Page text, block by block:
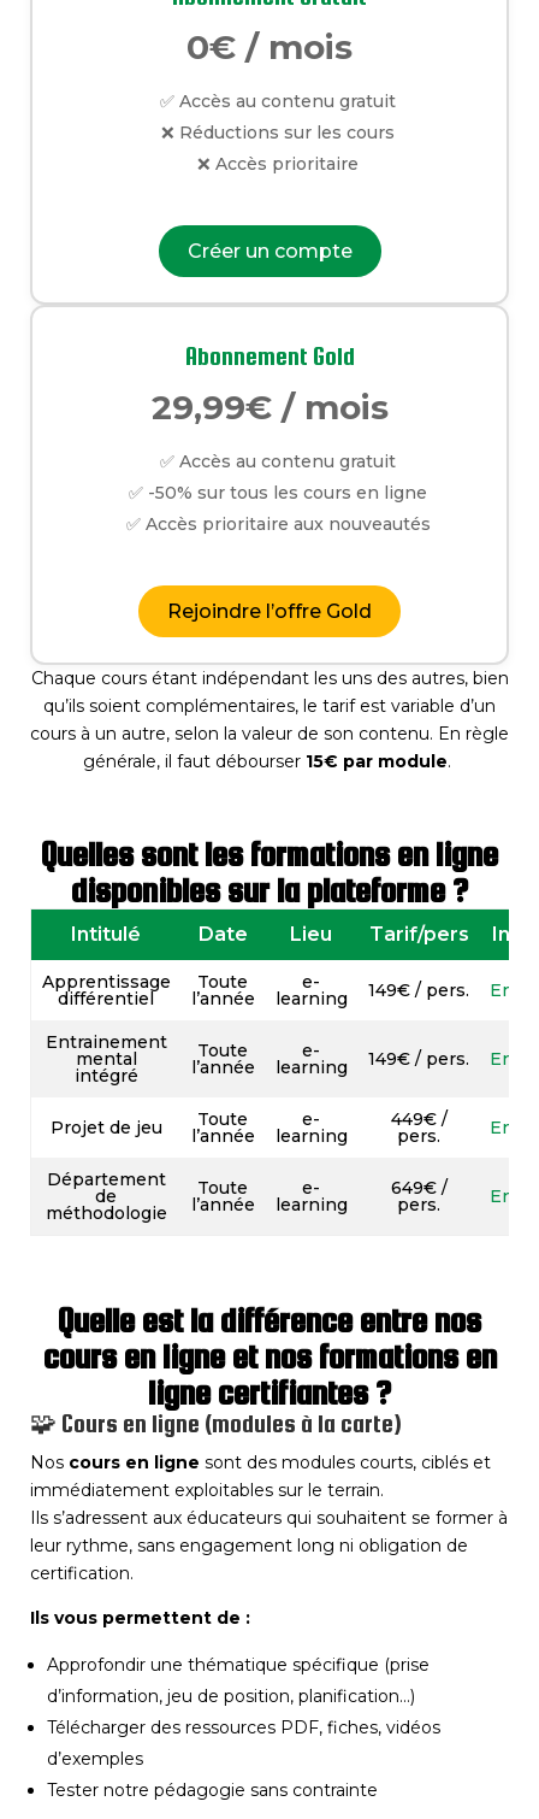
0€ / mois
✅ Accès au contenu gratuit
❌ Réductions sur les cours
❌ Accès prioritaire
Créer un compte
Abonnement Gold
29,99€ / mois
✅ Accès au contenu gratuit
✅ -50% sur tous les cours en ligne
✅ Accès prioritaire aux nouveautés
Rejoindre l’offre Gold
Chaque cours étant indépendant les uns des autres, bien
qu’ils soient complémentaires, le tarif est variable d’un
cours à un autre, selon la valeur de son contenu. En règle
générale, il faut débourser 15€ par module.
Quelles sont les formations en ligne
disponibles sur la plateforme ?
Intitulé Date Lieu Tarif/pers
Apprentissage
différentiel
Toute
l’année
e-
learning 149€ / pers. En
Entrainement
mental
intégré
Toute
l’année
e-
learning 149€ / pers. En
Projet de jeu Toute
l’année
e-
learning
449€ /
pers. En
Département
de
méthodologie
Toute
l’année
e-
learning
649€ /
pers. En
Quelle est la différence entre nos
cours en ligne et nos formations en
ligne certifiantes ?
🧩 Cours en ligne (modules à la carte)
Nos cours en ligne sont des modules courts, ciblés et
immédiatement exploitables sur le terrain.
Ils s’adressent aux éducateurs qui souhaitent se former à
leur rythme, sans engagement long ni obligation de
certification.
Ils vous permettent de :
Approfondir une thématique spécifique (prise
d’information, jeu de position, planification…)
Télécharger des ressources PDF, fiches, vidéos
d’exemples
Tester notre pédagogie sans contrainte